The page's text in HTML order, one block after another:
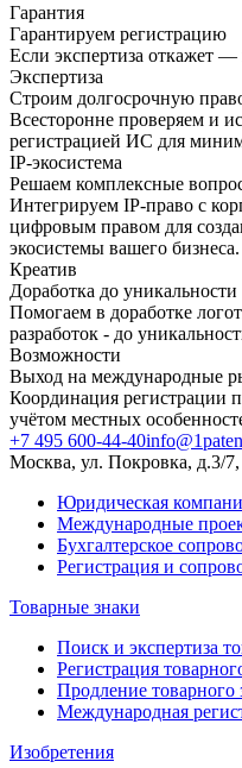
Гарантия
Гарантируем регистрацию
Если экспертиза откажет
Экспертиза
Строим долгосрочную
Всесторонне проверяем и
регистрацией ИС для
IP-экосистема
Решаем комплексные
Интегрируем IP-право с
цифровым правом для
экосистемы вашего бизнеса.
Креатив
Доработка до уникальности
Помогаем в доработке
разработок - до
Возможности
Выход на международные
Координация регистрации
учётом местных
+7 495 600-44-40
Москва, ул. Покровка, д.3/7,
Юридическая
Международные
Бухгалтерское
Регистрация и
Товарные знаки
Поиск и экспертиза
Регистрация
Продление товарного
Международная
Изобретения